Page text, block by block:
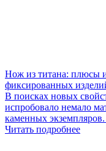
Нож из титана: плюсы
фиксированных
В поисках новых
испробовало немало
каменных
Читать подробнее